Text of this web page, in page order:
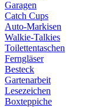
Garagen
Catch Cups
Auto-Markisen
Walkie-Talkies
Toilettentaschen
Ferngläser
Besteck
Gartenarbeit
Lesezeichen
Boxteppiche